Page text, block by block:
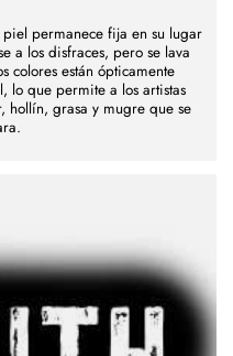
permanece fija en su lugar
a los disfraces, pero se lava
colores están ópticamente
lo que permite a los artistas
hollín, grasa y mugre que se